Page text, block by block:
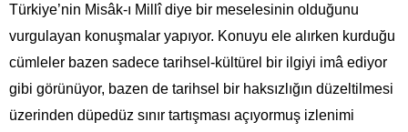
Türkiye’nin Misâk-ı Millî diye bir meselesinin olduğunu
vurgulayan konuşmalar yapıyor. Konuyu ele alırken kurduğu
cümleler bazen sadece tarihsel-kültürel bir ilgiyi imâ ediyor
gibi görünüyor, bazen de tarihsel bir haksızlığın düzeltilmesi
üzerinden düpedüz sınır tartışması açıyormuş izlenimi